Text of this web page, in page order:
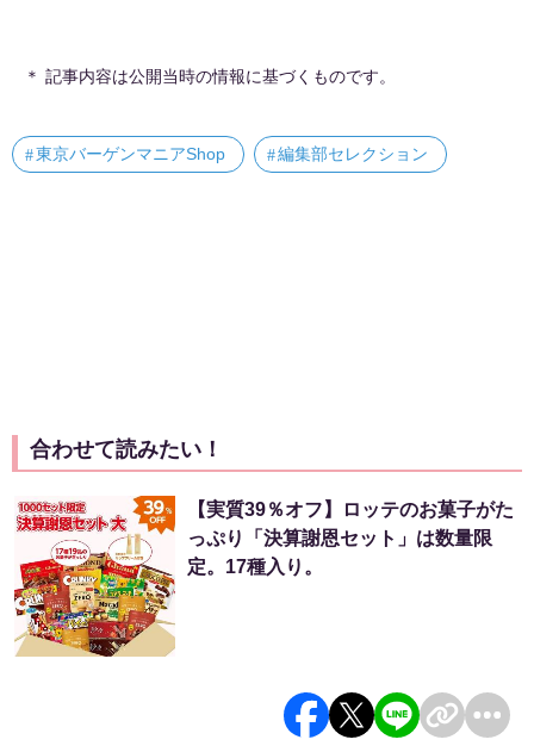
＊ 記事内容は公開当時の情報に基づくものです。
東京バーゲンマニアShop 編集部セレクション
合わせて読みたい！
【実質39％オフ】ロッテのお菓子がた
っぷり「決算謝恩セット」は数量限
定。17種入り。